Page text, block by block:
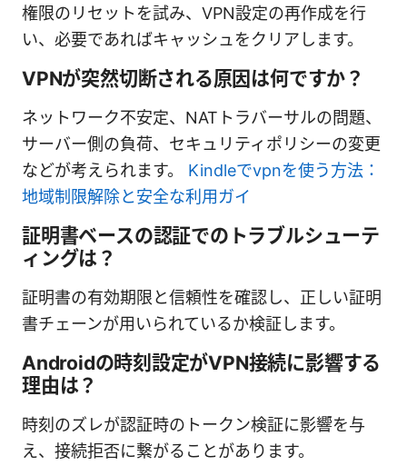
権限のリセットを試み、VPN設定の再作成を行
い、必要であればキャッシュをクリアします。
VPNが突然切断される原因は何ですか？
ネットワーク不安定、NATトラバーサルの問題、
サーバー側の負荷、セキュリティポリシーの変更
などが考えられます。 Kindleでvpnを使う方法：
地域制限解除と安全な利用ガイ
証明書ベースの認証でのトラブルシューテ
ィングは？
証明書の有効期限と信頼性を確認し、正しい証明
書チェーンが用いられているか検証します。
Androidの時刻設定がVPN接続に影響する
理由は？
時刻のズレが認証時のトークン検証に影響を与
え、接続拒否に繋がることがあります。